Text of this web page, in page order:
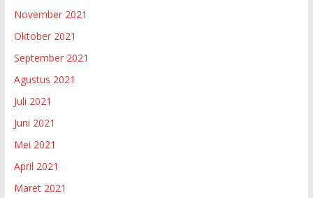
November 2021
Oktober 2021
September 2021
Agustus 2021
Juli 2021
Juni 2021
Mei 2021
April 2021
Maret 2021